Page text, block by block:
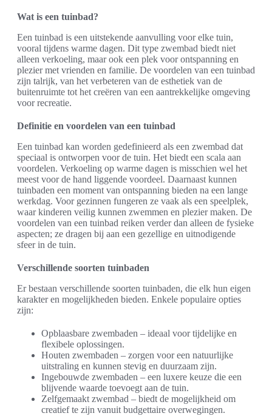
Wat is een tuinbad?
Een tuinbad is een uitstekende aanvulling voor elke tuin,
vooral tijdens warme dagen. Dit type zwembad biedt niet
alleen verkoeling, maar ook een plek voor ontspanning en
plezier met vrienden en familie. De voordelen van een tuinbad
zijn talrijk, van het verbeteren van de esthetiek van de
buitenruimte tot het creëren van een aantrekkelijke omgeving
voor recreatie.
Definitie en voordelen van een tuinbad
Een tuinbad kan worden gedefinieerd als een zwembad dat
speciaal is ontworpen voor de tuin. Het biedt een scala aan
voordelen. Verkoeling op warme dagen is misschien wel het
meest voor de hand liggende voordeel. Daarnaast kunnen
tuinbaden een moment van ontspanning bieden na een lange
werkdag. Voor gezinnen fungeren ze vaak als een speelplek,
waar kinderen veilig kunnen zwemmen en plezier maken. De
voordelen van een tuinbad reiken verder dan alleen de fysieke
aspecten; ze dragen bij aan een gezellige en uitnodigende
sfeer in de tuin.
Verschillende soorten tuinbaden
Er bestaan verschillende soorten tuinbaden, die elk hun eigen
karakter en mogelijkheden bieden. Enkele populaire opties
zijn:
Opblaasbare zwembaden – ideaal voor tijdelijke en
flexibele oplossingen.
Houten zwembaden – zorgen voor een natuurlijke
uitstraling en kunnen stevig en duurzaam zijn.
Ingebouwde zwembaden – een luxere keuze die een
blijvende waarde toevoegt aan de tuin.
Zelfgemaakt zwembad – biedt de mogelijkheid om
creatief te zijn vanuit budgettaire overwegingen.